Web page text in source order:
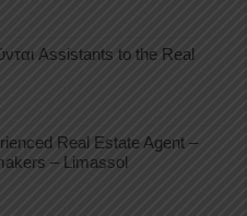
Assistants to the Real
Real Estate Agent –
– Limassol